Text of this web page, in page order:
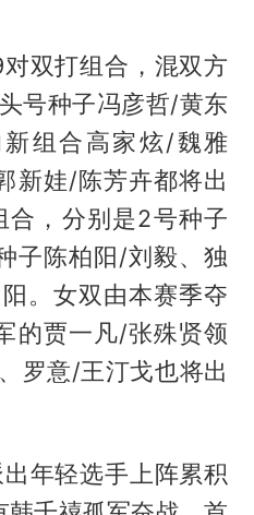
双打组合，混双方
号种子冯彦哲/黄东
组合高家炫/魏雅
新娃/陈芳卉都将出
，分别是2号种子
子陈柏阳/刘毅、独
。女双由本赛季夺
的贾一凡/张殊贤领
罗意/王汀戈也将出
年轻选手上阵累积